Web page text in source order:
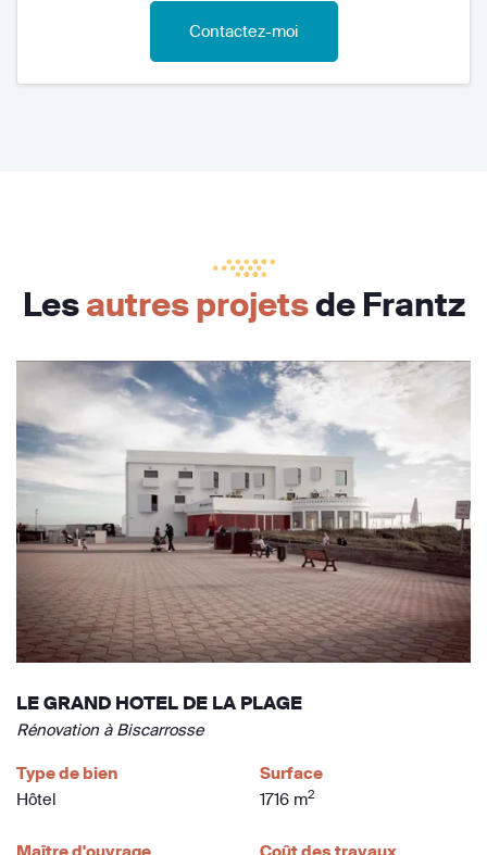
Contactez-moi
Lesautres projetsde Frantz
LE GRAND HOTEL DE LA PLAGE
Rénovation à Biscarrosse
Type de bien
Hôtel
Surface
1716 m2